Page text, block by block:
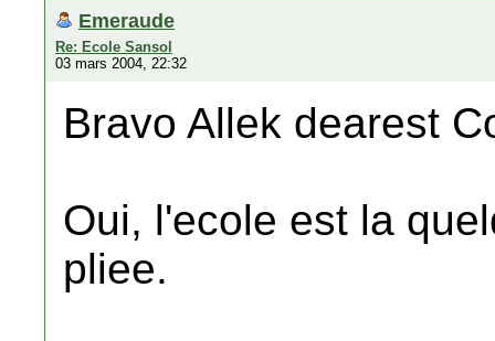
Emeraude
Re: Ecole Sansol
03 mars 2004, 22:32
Bravo Allek dearest
Oui, l'ecole est la
pliee.